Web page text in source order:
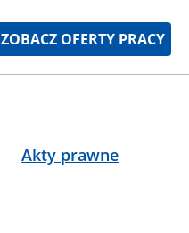
ZOBACZ OFERTY PRACY
Akty prawne